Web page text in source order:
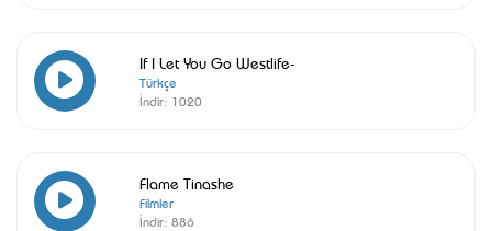
If I Let You Go Westlife-
Türkçe
İndir: 1020
Flame Tinashe
Filmler
İndir: 886